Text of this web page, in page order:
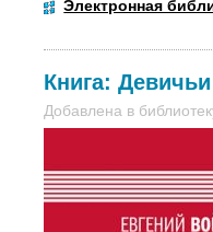
Электронная
Книга:
Добавлена в